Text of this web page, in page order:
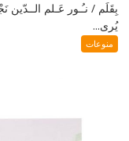
بِقَلَم / نـُـور عَـلم
يُرى...
منوعات